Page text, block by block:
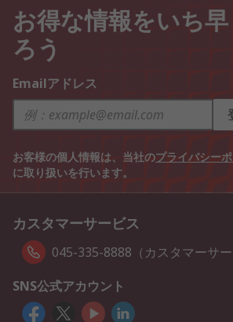
お得な情報をいち
ろう
Emailアドレス
お客様の個人情報は、当社のプライバシー
に取り扱いを行います。
カスタマーサービス
045-335-8888（カスタマーサー
SNS公式アカウント